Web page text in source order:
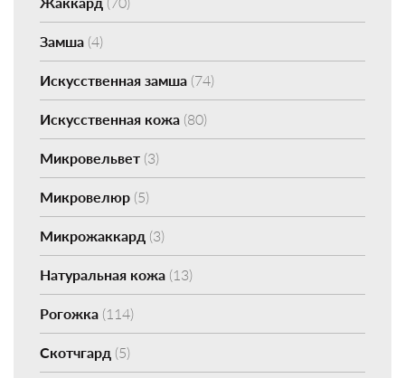
Замша (4)
Искусственная замша (74)
Искусственная кожа (80)
Микровельвет (3)
Микровелюр (5)
Микрожаккард (3)
Натуральная кожа (13)
Рогожка (114)
Скотчгард (5)